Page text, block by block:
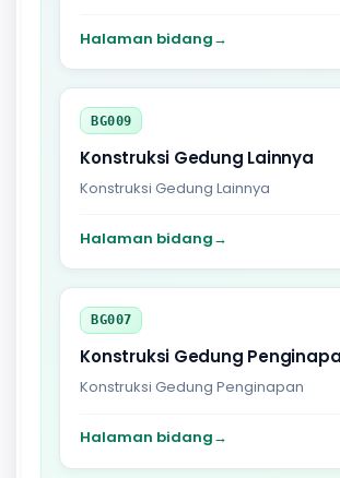
Halaman bidang→
BG009
Konstruksi Gedung Lainnya
Konstruksi Gedung Lainnya
Halaman bidang→
BG007
Konstruksi Gedung
Konstruksi Gedung Penginapan
Halaman bidang→